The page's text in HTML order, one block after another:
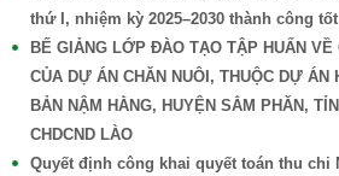
thứ I, nhiệm kỳ 2025–2030 thành công
BẾ GIẢNG LỚP ĐÀO TẠO TẬP HUẤN VỀ
CỦA DỰ ÁN CHĂN NUÔI, THUỘC DỰ ÁN
BẢN NẬM HẰNG, HUYỆN SẲM PHĂN,
CHDCND LÀO
Quyết định công khai quyết toán thu chi